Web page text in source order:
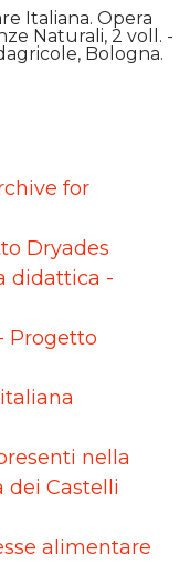
Italiana. Opera
Naturali, 2 voll. -
Bologna.
for
Dryades
didattica -
Progetto
nella
dei Castelli
alimentare